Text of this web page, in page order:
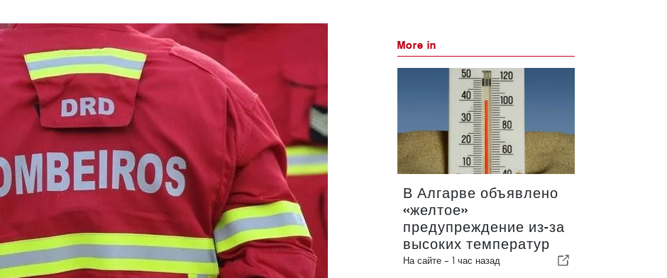
More in
В Алгарве объявлено
«желтое»
предупреждение из-за
высоких температур
На сайте - 1 час назад